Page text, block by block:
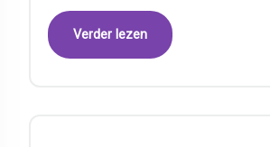
Verder lezen